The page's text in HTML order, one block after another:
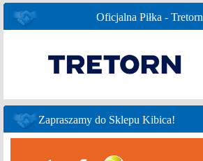
Oficjalna Piłka - Tretorn
Zapraszamy do Sklepu Kibica!